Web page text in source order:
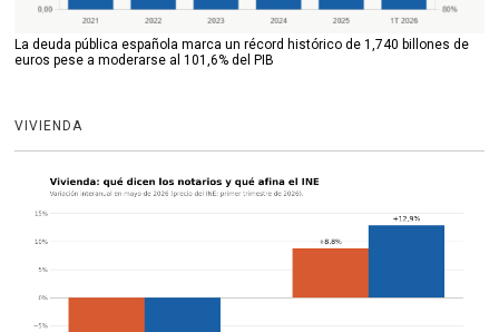
La deuda pública española marca un récord histórico de 1,740 billones de
euros pese a moderarse al 101,6% del PIB
VIVIENDA